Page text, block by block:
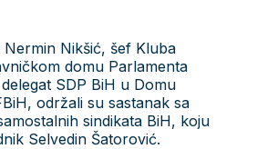
Nermin Nikšić, šef Kluba
domu Parlamenta
SDP BiH u Domu
održali su sastanak sa
sindikata BiH, koju
Selvedin Šatorović.